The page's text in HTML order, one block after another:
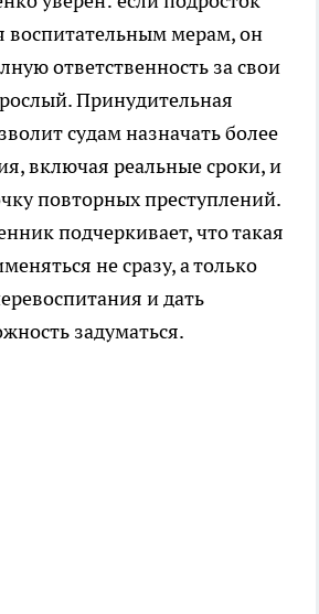
воспитательным мерам, он
ответственность за свои
Принудительная
судам назначать более
включая реальные сроки, и
повторных преступлений.
подчеркивает, что такая
не сразу, а только
и дать
задуматься.​